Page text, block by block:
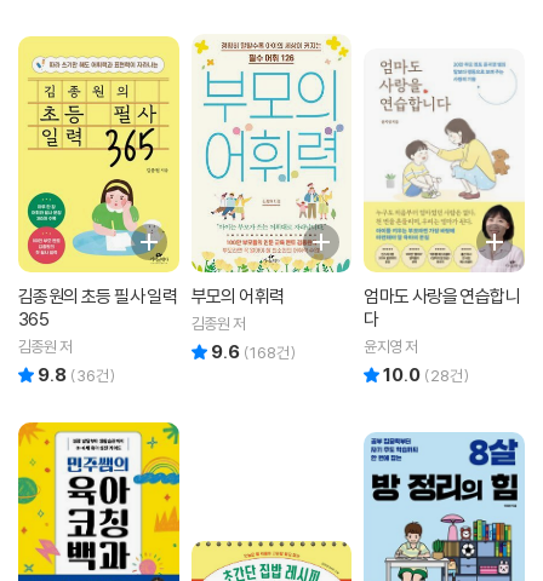
김종원의 초등 필사 일력
365
김종원 저
9.8 (36건)
부모의 어휘력
김종원 저
9.6 (168건)
엄마도 사랑을 연습합니
다
윤지영 저
10.0 (28건)